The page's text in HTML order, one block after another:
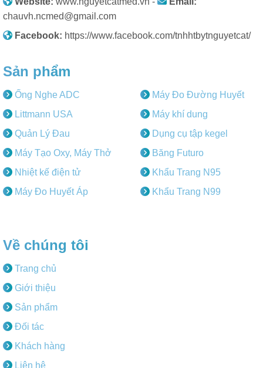
chauvh.ncmed@gmail.com
Facebook: https://www.facebook.com/tnhhtbytnguyetcat/
Sản phẩm
Ống Nghe ADC
Littmann USA
Quản Lý Đau
Máy Tạo Oxy, Máy Thở
Nhiệt kế điện tử
Máy Đo Huyết Áp
Máy Đo Đường Huyết
Máy khí dung
Dụng cụ tập kegel
Băng Futuro
Khẩu Trang N95
Khẩu Trang N99
Về chúng tôi
Trang chủ
Giới thiệu
Sản phẩm
Đối tác
Khách hàng
Liên hệ